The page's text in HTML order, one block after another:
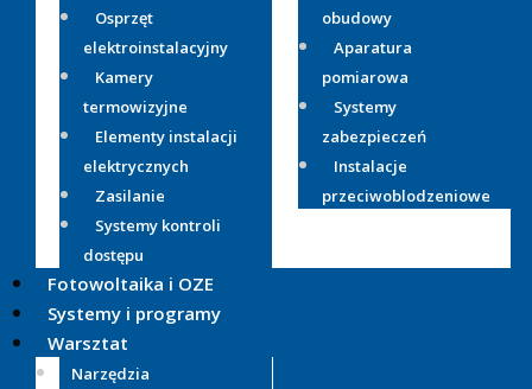
Osprzęt
elektroinstalacyjny
Kamery
termowizyjne
Elementy instalacji
elektrycznych
Zasilanie
Systemy kontroli
dostępu
obudowy
Aparatura
pomiarowa
Systemy
zabezpieczeń
Instalacje
przeciwoblodzeniowe
Fotowoltaika i OZE
Systemy i programy
Warsztat
Narzędzia